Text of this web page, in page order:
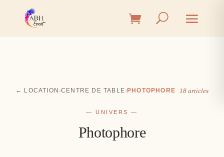
← LOCATION ›CENTRE DE TABLE›PHOTOPHORE 18 articles
— UNIVERS —
Photophore